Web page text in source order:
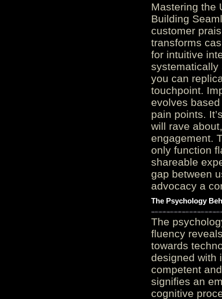
Mastering the
Building
customer
transforms
for intuitive
systematically
you can
touchpoint.
evolves
pain points.
will rave
engagement.
only function
shareable
gap between
advocacy a
The Psychology
The
fluency
towards
designed with
competent
signifies an
cognitive